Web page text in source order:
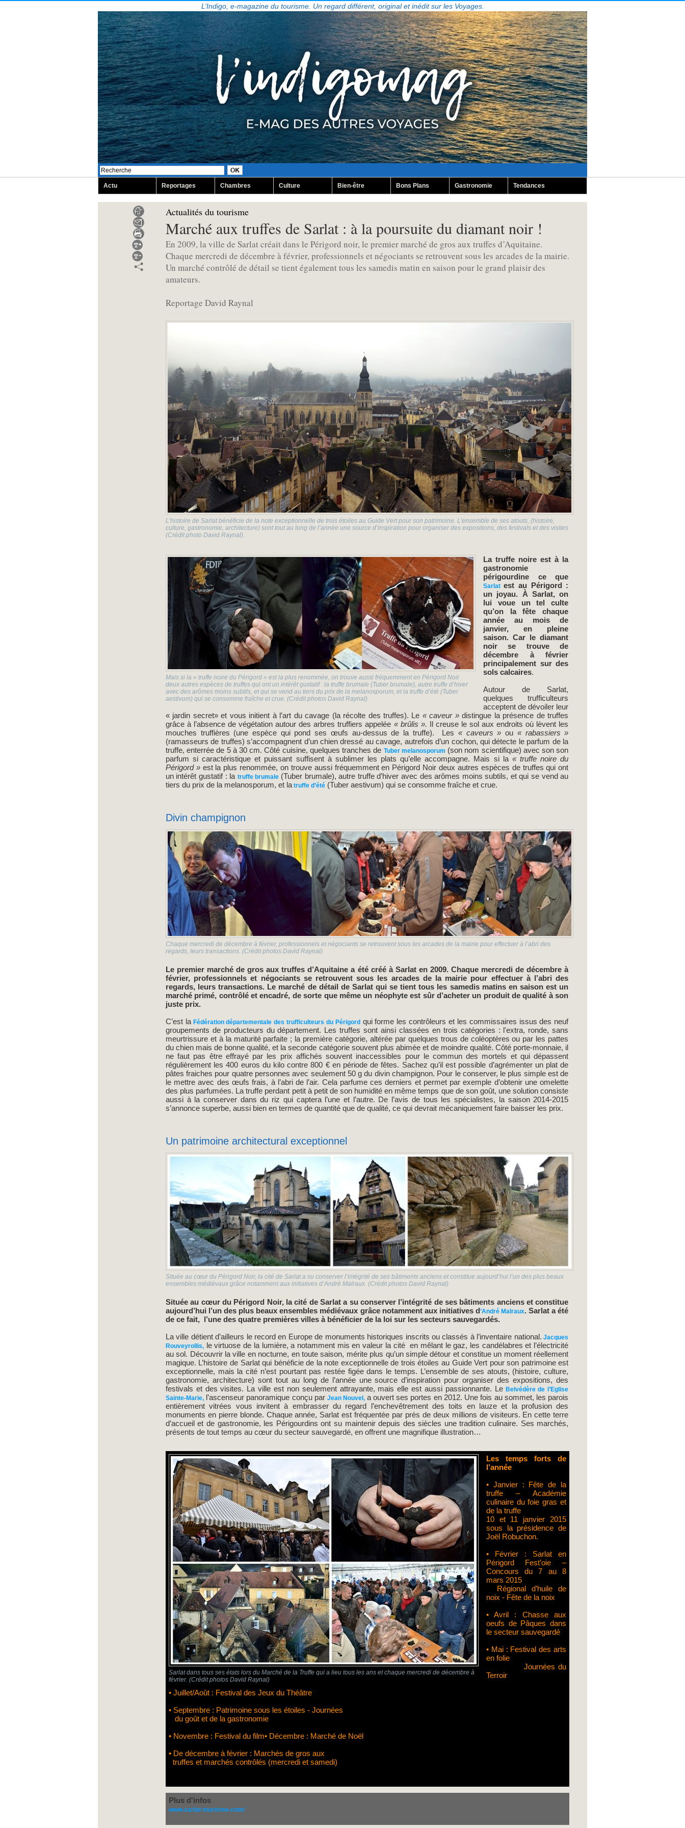
L’Indigo, e-magazine du tourisme. Un regard différent, original et inédit sur les Voyages.
Actu Reportages Chambres Culture Bien-être Bons Plans Gastronomie Tendances
Actualités du tourisme
Marché aux truffes de Sarlat : à la poursuite du diamant noir !
En 2009, la ville de Sarlat créait dans le Périgord noir, le premier marché de gros aux truffes d’Aquitaine.
Chaque mercredi de décembre à février, professionnels et négociants se retrouvent sous les arcades de la mairie.
Un marché contrôlé de détail se tient également tous les samedis matin en saison pour le grand plaisir des
amateurs.
Reportage David Raynal
L’histoire de Sarlat bénéficie de la note exceptionnelle de trois étoiles au Guide Vert pour son patrimoine. L’ensemble de ses atouts, (histoire,
culture, gastronomie, architecture) sont tout au long de l’année une source d’inspiration pour organiser des expositions, des festivals et des visites
(Crédit photo David Raynal).
Mais si la « truffe noire du Périgord » est la plus renommée, on trouve aussi fréquemment en Périgord Noir
deux autres espèces de truffes qui ont un intérêt gustatif : la truffe brumale (Tuber brumale), autre truffe d’hiver
avec des arômes moins subtils, et qui se vend au tiers du prix de la melanosporum, et la truffe d’été (Tuber
aestivum) qui se consomme fraîche et crue. (Crédit photos David Raynal)
La truffe noire est à la
gastronomie
périgourdine ce que
Sarlatest au Périgord :
un joyau. À Sarlat, on
lui voue un tel culte
qu’on la fête chaque
année au mois de
janvier, en pleine
saison. Car le diamant
noir se trouve de
décembre à février
principalement sur des
sols calcaires.
Autour de Sarlat,
quelques trufficulteurs
acceptent de dévoiler leur
« jardin secret» et vous initient à l’art du cavage (la récolte des truffes). Le « caveur »distingue la présence de truffes
grâce à l’absence de végétation autour des arbres truffiers appelée « brûlis ». Il creuse le sol aux endroits où lèvent les
mouches truffières (une espèce qui pond ses œufs au-dessus de la truffe). Les « caveurs » ou « rabassiers »
(ramasseurs de truffes) s’accompagnent d’un chien dressé au cavage, autrefois d’un cochon, qui détecte le parfum de la
truffe, enterrée de 5 à 30 cm. Côté cuisine, quelques tranches de Tuber melanosporum (son nom scientifique) avec son son
parfum si caractéristique et puissant suffisent à sublimer les plats qu’elle accompagne. Mais si la« truffe noire du
Périgord » est la plus renommée, on trouve aussi fréquemment en Périgord Noir deux autres espèces de truffes qui ont
un intérêt gustatif : la truffe brumale (Tuber brumale), autre truffe d’hiver avec des arômes moins subtils, et qui se vend au
tiers du prix de la melanosporum, et latruffe d’été(Tuber aestivum) qui se consomme fraîche et crue.
Divin champignon
Chaque mercredi de décembre à février, professionnels et négociants se retrouvent sous les arcades de la mairie pour effectuer à l’abri des
regards, leurs transactions. (Crédit photos David Raynal)
Le premier marché de gros aux truffes d’Aquitaine a été créé à Sarlat en 2009. Chaque mercredi de décembre à
février, professionnels et négociants se retrouvent sous les arcades de la mairie pour effectuer à l’abri des
regards, leurs transactions. Le marché de détail de Sarlat qui se tient tous les samedis matins en saison est un
marché primé, contrôlé et encadré, de sorte que même un néophyte est sûr d’acheter un produit de qualité à son
juste prix.
C’est laFédération départementale des trufficulteurs du Périgordqui forme les contrôleurs et les commissaires issus des neuf
groupements de producteurs du département. Les truffes sont ainsi classées en trois catégories : l'extra, ronde, sans
meurtrissure et à la maturité parfaite ; la première catégorie, altérée par quelques trous de coléoptères ou par les pattes
du chien mais de bonne qualité, et la seconde catégorie souvent plus abimée et de moindre qualité. Côté porte-monnaie, il
ne faut pas être effrayé par les prix affichés souvent inaccessibles pour le commun des mortels et qui dépassent
régulièrement les 400 euros du kilo contre 800 € en période de fêtes. Sachez qu’il est possible d’agrémenter un plat de
pâtes fraiches pour quatre personnes avec seulement 50 g du divin champignon. Pour le conserver, le plus simple est de
le mettre avec des œufs frais, à l’abri de l’air. Cela parfume ces derniers et permet par exemple d’obtenir une omelette
des plus parfumées. La truffe perdant petit à petit de son humidité en même temps que de son goût, une solution consiste
aussi à la conserver dans du riz qui captera l’une et l’autre. De l’avis de tous les spécialistes, la saison 2014-2015
s’annonce superbe, aussi bien en termes de quantité que de qualité, ce qui devrait mécaniquement faire baisser les prix.
Un patrimoine architectural exceptionnel
Située au cœur du Périgord Noir, la cité de Sarlat a su conserver l’intégrité de ses bâtiments anciens et constitue aujourd’hui l’un des plus beaux
ensembles médiévaux grâce notamment aux initiatives d’André Malraux. (Crédit photos David Raynal)
Située au cœur du Périgord Noir, la cité de Sarlat a su conserver l’intégrité de ses bâtiments anciens et constitue
aujourd’hui l’un des plus beaux ensembles médiévaux grâce notamment aux initiatives d’André Malraux. Sarlat a été
de ce fait, l’une des quatre premières villes à bénéficier de la loi sur les secteurs sauvegardés.
La ville détient d’ailleurs le record en Europe de monuments historiques inscrits ou classés à l’inventaire national. Jacques
Rouveyrollis,le virtuose de la lumière, a notamment mis en valeur la cité en mêlant le gaz, les candélabres et l’électricité
au sol. Découvrir la ville en nocturne, en toute saison, mérite plus qu’un simple détour et constitue un moment réellement
magique. L’histoire de Sarlat qui bénéficie de la note exceptionnelle de trois étoiles au Guide Vert pour son patrimoine est
exceptionnelle, mais la cité n’est pourtant pas restée figée dans le temps. L’ensemble de ses atouts, (histoire, culture,
gastronomie, architecture) sont tout au long de l’année une source d’inspiration pour organiser des expositions, des
festivals et des visites. La ville est non seulement attrayante, mais elle est aussi passionnante. LeBelvédère de l’Eglise
Sainte-Marie,l’ascenseur panoramique conçu parJean Nouvel, a ouvert ses portes en 2012. Une fois au sommet, les parois
entièrement vitrées vous invitent à embrasser du regard l’enchevêtrement des toits en lauze et la profusion des
monuments en pierre blonde. Chaque année, Sarlat est fréquentée par près de deux millions de visiteurs. En cette terre
d’accueil et de gastronomie, les Périgourdins ont su maintenir depuis des siècles une tradition culinaire. Ses marchés,
présents de tout temps au cœur du secteur sauvegardé, en offrent une magnifique illustration…
Sarlat dans tous ses états lors du Marché de la Truffe qui a lieu tous les ans et chaque mercredi de décembre à
février. (Crédit photos David Raynal)
Les temps forts de
l’année
• Janvier : Fête de la
truffe – Académie
culinaire du foie gras et
de la truffe
10 et 11 janvier 2015
sous la présidence de
Joël Robuchon.
• Février : Sarlat en
Périgord Fest’oie –
Concours du 7 au 8
mars 2015
Régional d’huile de
noix - Fête de la noix
• Avril : Chasse aux
oeufs de Pâques dans
le secteur sauvegardé
• Mai : Festival des arts
en folie
Journées du
Terroir
• Juillet/Août : Festival des Jeux du Théâtre
• Septembre : Patrimoine sous les étoiles - Journées
du goût et de la gastronomie
• Novembre : Festival du film• Décembre : Marché de Noël
• De décembre à février : Marchés de gros aux
truffes et marchés contrôlés (mercredi et samedi)
Plus d'infos
www.sarlat-tourisme.com/